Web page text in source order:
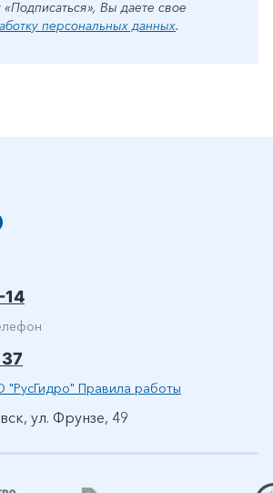
Вы даете свое
персональных данных.
14
Правила работы
ул. Фрунзе, 49